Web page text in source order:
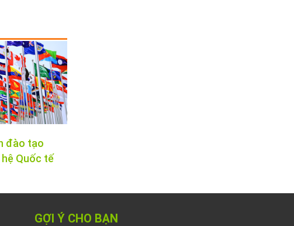
đào tạo
hệ Quốc tế
GỢI Ý CHO BẠN